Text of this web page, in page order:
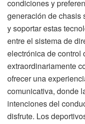
condiciones y
generación de chasis
y soportar estas
entre el sistema de
electrónica de control
extraordinariamente
ofrecer una
comunicativa, donde
intenciones del
disfrute. Los